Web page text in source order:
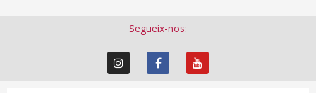
Segueix-nos: